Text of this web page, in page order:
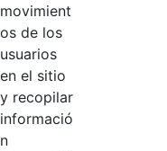
movimient
os de los
usuarios
en el sitio
y recopilar
informació
n